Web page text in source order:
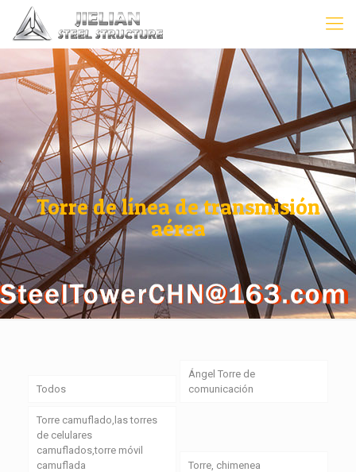
Torre de línea de transmisión
aérea
Todos
Ángel Torre de
comunicación
Torre camuflado,las torres
de celulares
camuflados,torre móvil
camuflada
Torre, chimenea